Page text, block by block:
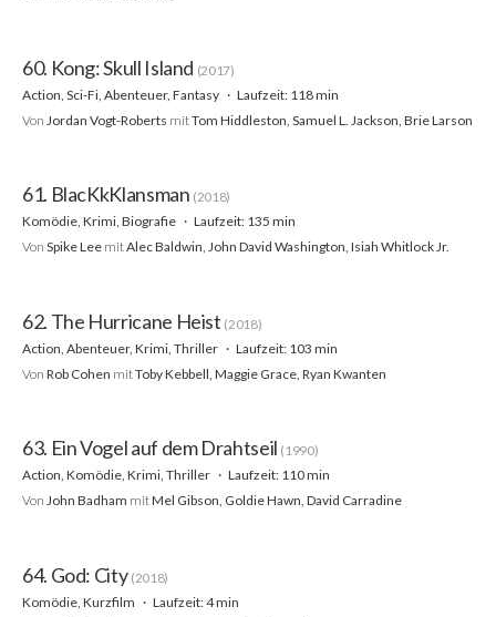
60. Kong: Skull Island (2017)
Action, Sci-Fi, Abenteuer, Fantasy
Laufzeit: 118 min
Von Jordan Vogt-Roberts mitTom Hiddleston, Samuel L. Jackson, Brie Larson
61. BlacKkKlansman (2018)
Komödie, Krimi, Biografie
Laufzeit: 135 min
Von Spike Lee mitAlec Baldwin, John David Washington, Isiah Whitlock Jr.
62. The Hurricane Heist (2018)
Action, Abenteuer, Krimi, Thriller
Laufzeit: 103 min
Von Rob Cohen mitToby Kebbell, Maggie Grace, Ryan Kwanten
63. Ein Vogel auf dem Drahtseil (1990)
Action, Komödie, Krimi, Thriller
Laufzeit: 110 min
Von John Badham mitMel Gibson, Goldie Hawn, David Carradine
64. God: City (2018)
Komödie, Kurzfilm
Laufzeit: 4 min